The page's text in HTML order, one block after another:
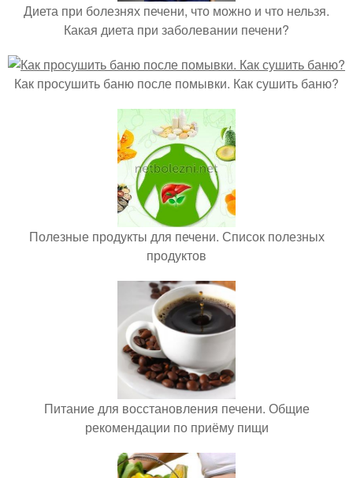
Диета при болезнях печени, что можно и что нельзя.
Какая диета при заболевании печени?
Как просушить баню после помывки. Как сушить баню?
Полезные продукты для печени. Список полезных
продуктов
Питание для восстановления печени. Общие
рекомендации по приёму пищи